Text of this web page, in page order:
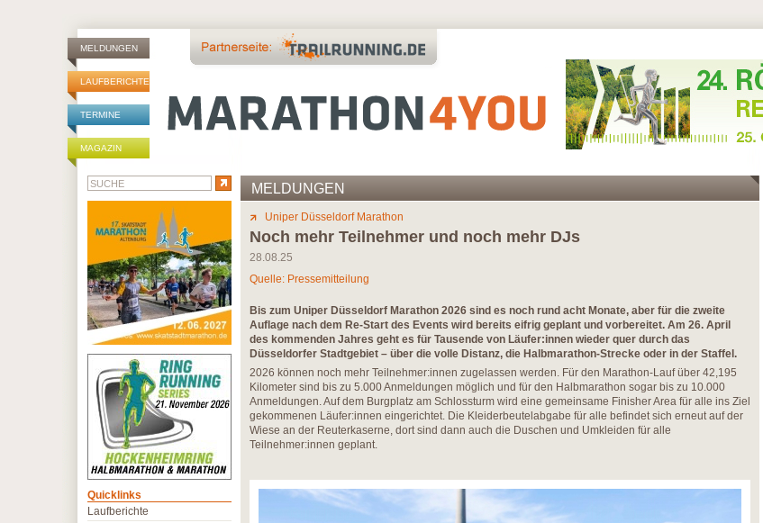
MELDUNGEN
LAUFBERICHTE
TERMINE
MAGAZIN
MELDUNGEN
Uniper Düsseldorf Marathon
Noch mehr Teilnehmer und noch mehr DJs
28.08.25
Quelle: Pressemitteilung
Bis zum Uniper Düsseldorf Marathon 2026 sind es noch rund acht Monate, aber für die zweite
Auflage nach dem Re-Start des Events wird bereits eifrig geplant und vorbereitet. Am 26. April
des kommenden Jahres geht es für Tausende von Läufer:innen wieder quer durch das
Düsseldorfer Stadtgebiet – über die volle Distanz, die Halbmarathon-Strecke oder in der Staffel.
2026 können noch mehr Teilnehmer:innen zugelassen werden. Für den Marathon-Lauf über 42,195
Kilometer sind bis zu 5.000 Anmeldungen möglich und für den Halbmarathon sogar bis zu 10.000
Anmeldungen. Auf dem Burgplatz am Schlossturm wird eine gemeinsame Finisher Area für alle ins Ziel
gekommenen Läufer:innen eingerichtet. Die Kleiderbeutelabgabe für alle befindet sich erneut auf der
Wiese an der Reuterkaserne, dort sind dann auch die Duschen und Umkleiden für alle
Teilnehmer:innen geplant.
Quicklinks
Laufberichte